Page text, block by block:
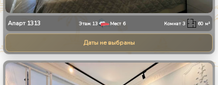
Апарт 1313 Этаж 13 Мест 6 Комнат3 60 м²
Даты не выбраны